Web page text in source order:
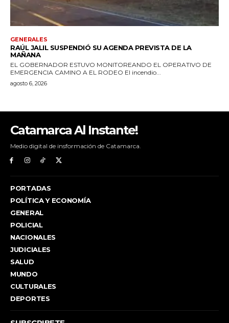
Catamarca Al Instante!
Medio digital de insformación de Catamarca.
PORTADAS
POLÍTICA Y ECONOMÍA
GENERAL
POLICIAL
NACIONALES
JUDICIALES
SALUD
MUNDO
CULTURALES
DEPORTES